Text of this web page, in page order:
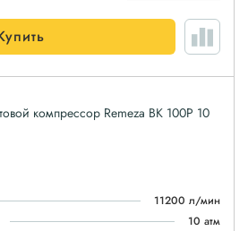
компрессор Remeza ВК 100Р 10
11200 л/мин
10 атм